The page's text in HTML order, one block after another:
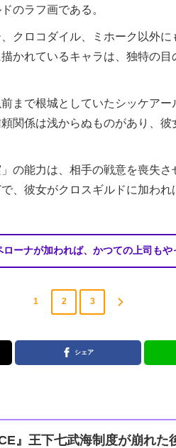
のラフ画である。
クロコダイル、ミホーク以外に
かれているキャラは、独特の
まで根城としていたシッケアー
関係は浅からぬものがあり、
の能力は、相手の戦意を喪失さ
、彼女がクロスギルドに加われ
ローナが加われば、かつての上司も
1 2 3
シェア
』王下七武海制度が崩れ